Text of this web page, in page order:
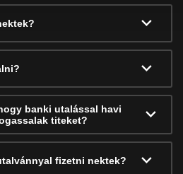
banki utalással havi
titeket?
fizetni nektek?